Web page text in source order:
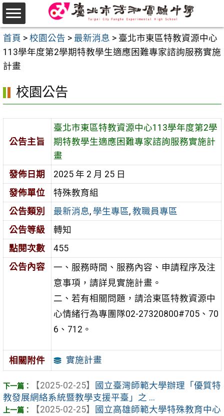
跳
至
主
要
內
首頁 > 校園公告 > 最新消息 > 臺北市東區特教資源中心
113學年度第2學期特教學生適應困難專家諮詢服務實施
計畫
校園公告
公告主旨
臺北市東區特教資源中心113學年度第2學
期特教學生適應困難專家諮詢服務實施計
畫
發佈日期
2025 年 2 月 25 日
發佈單位
特殊教育組
公告類別
最新消息, 學生專區, 教職員專區
公告等級
轉知
點閱次數
455
公告內容
一、服務時間、服務內容、申請程序及注
意事項，請詳見實施計畫。
二、若有相關問題，請洽東區特教資源中
心情緒行為專團隊02-27320800#705、70
6、712。
相關附件 實施計畫
【2025-02-25】
國立臺灣師範大學辦理「優質特
教發展網絡系統暨教學支援平臺」之 ...
【2025-02-25】
國立高雄師範大學特殊教育中心
選
單